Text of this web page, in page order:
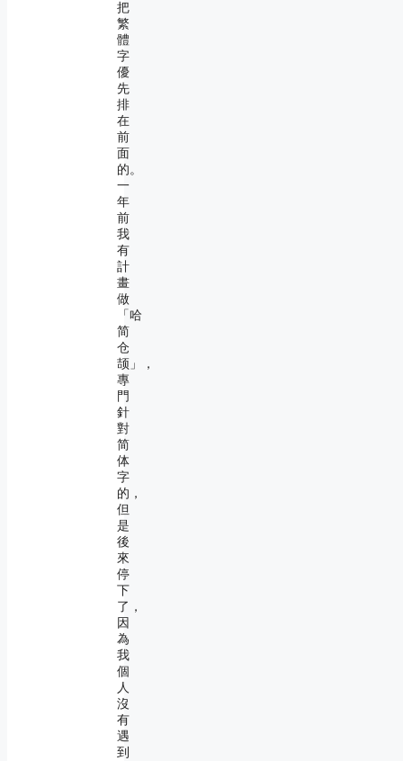
把
繁
體
字
優
先
排
在
前
面
的。
一
年
前
我
有
計
畫
做
「哈
简
仓
颉」，
專
門
針
對
简
体
字
的，
但
是
後
來
停
下
了，
因
為
我
個
人
沒
有
遇
到